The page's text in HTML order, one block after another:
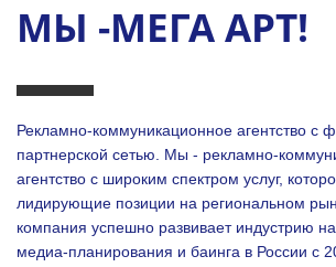
МЫ -МЕГА АРТ!
Рекламно-коммуникационное агентство с
партнерской сетью. Мы - рекламно-
агентство с широким спектром услуг,
лидирующие позиции на региональном
компания успешно развивает индустрию
медиа-планирования и баинга в России с